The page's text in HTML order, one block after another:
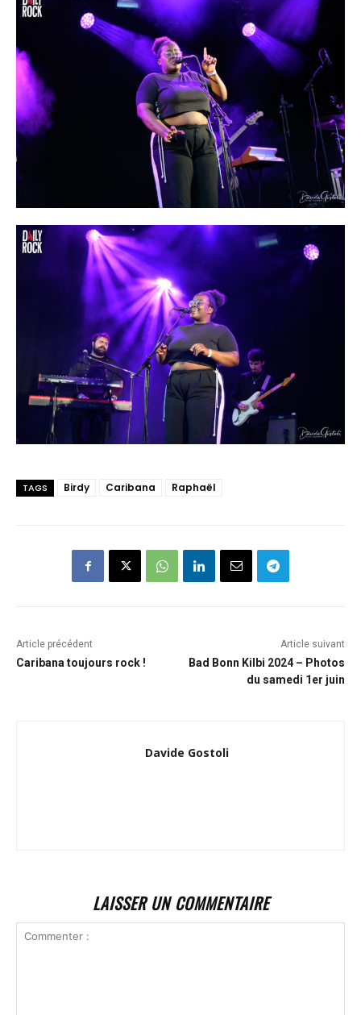
TAGS Birdy Caribana Raphaël
Article précédent
Caribana toujours rock !
Article suivant
Bad Bonn Kilbi 2024 – Photos
du samedi 1er juin
Davide Gostoli
LAISSER UN COMMENTAIRE